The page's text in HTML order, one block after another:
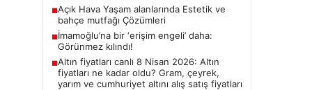
■Açık Hava Yaşam alanlarında Estetik ve
bahçe mutfağı Çözümleri
■İmamoğlu’na bir ‘erişim engeli’ daha:
Görünmez kılındı!
■Altın fiyatları canlı 8 Nisan 2026: Altın
fiyatları ne kadar oldu? Gram, çeyrek,
yarım ve cumhuriyet altını alış satış fiyatları